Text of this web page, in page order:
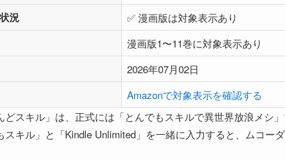
況 ✅ 漫画版は対象表示あり
漫画版1〜11巻に対象表示あり
2026年07月02日
Amazonで対象表示を確認する
スキル」は、正式には「とんでもスキルで異世界放浪メシ
スキル」と「Kindle Unlimited」を一緒に入力すると、ムコー